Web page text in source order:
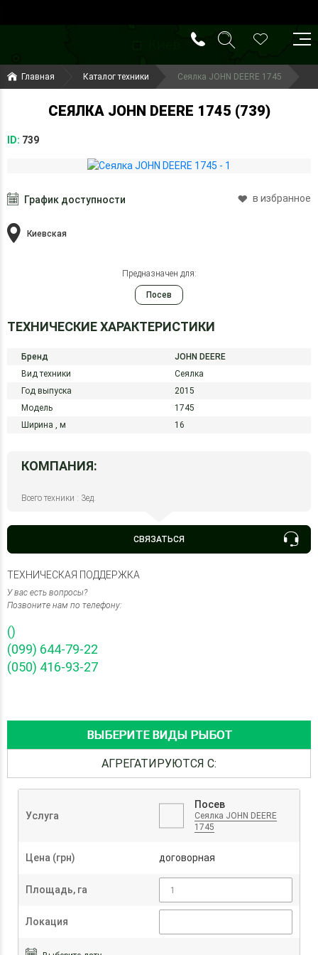
(099) 644-79-22
(050) 416-93-27
Главная Каталог техники Сеялка JOHN DEERE 1745
СЕЯЛКА JOHN DEERE 1745 (739)
ID: 739
График доступности в избранное
Киевская
Предназначен для:
Посев
ТЕХНИЧЕСКИЕ ХАРАКТЕРИСТИКИ
Бренд
JOHN DEERE
Вид техники
Сеялка
Год выпуска
2015
Модель
1745
Ширина , м 16
КОМПАНИЯ:
Всего техники : 3ед.
СВЯЗАТЬСЯ
ТЕХНИЧЕСКАЯ ПОДДЕРЖКА
У вас есть вопросы?
Позвоните нам по телефону:
()
(099) 644-79-22
(050) 416-93-27
ВЫБЕРИТЕ ВИДЫ РЫБОТ
АГРЕГАТИРУЮТСЯ С:
Услуга
Посев
Сеялка JOHN DEERE
1745
Цена (грн) договорная
Площадь, га
Локация